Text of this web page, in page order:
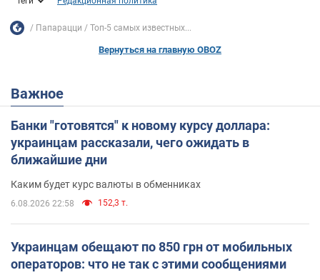
Папарацци Топ-5 самых известных...
Вернуться на главную OBOZ
Важное
Банки "готовятся" к новому курсу доллара:
украинцам рассказали, чего ожидать в
ближайшие дни
Каким будет курс валюты в обменниках
6.08.2026 22:58 152,3 т.
Украинцам обещают по 850 грн от мобильных
операторов: что не так с этими сообщениями